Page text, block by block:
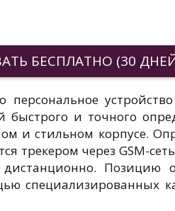
БЕСПЛАТНО (30
персональное
быстрого и точного
и стильном корпусе.
трекером через GSM-
дистанционно. Позицию
специализированных